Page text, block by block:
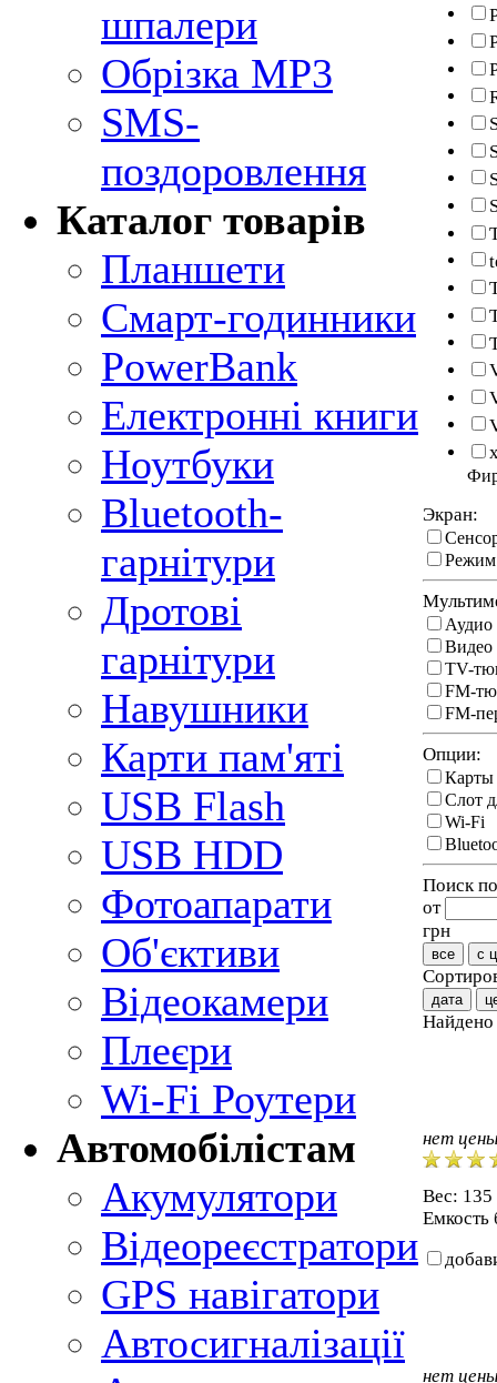
шпалери
Обрізка MP3
SMS-
поздоровлення
Каталог товарів
Планшети
Смарт-годинники
PowerBank
Електронні книги
Ноутбуки
Bluetooth-
гарнітури
Дротові
гарнітури
Навушники
Карти пам'яті
USB Flash
USB HDD
Фотоапарати
Об'єктиви
Відеокамери
Плеєри
Wi-Fi Роутери
Автомобілістам
Акумулятори
Відеореєстратори
GPS навігатори
Автосигналізації
Экран:
Режим
Аудио
Видео
TV-
FM-
FM-
Опции:
Карты
Слот
Wi-Fi
Поиск
от
грн
все с
дата
Найдено
нет
Вес: 135
Емкость
нет